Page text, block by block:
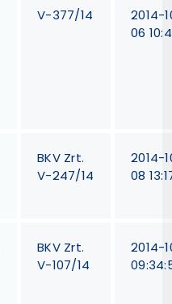
V-377/14
2014-
06
BKV Zrt.
V-247/14
2014-
08
BKV Zrt.
V-107/14
2014-